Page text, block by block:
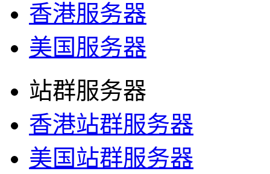
香港服务器
美国服务器
站群服务器
香港站群服务器
美国站群服务器